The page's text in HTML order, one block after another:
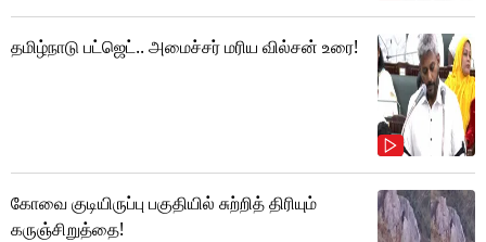
தமிழ்நாடு பட்ஜெட்.. அமைச்சர் மரிய வில்சன் உரை!
கோவை குடியிருப்பு பகுதியில் சுற்றித் திரியும்
கருஞ்சிறுத்தை!